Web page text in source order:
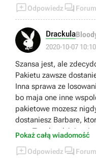
Odpowiedz  Forum
Drackula
2020-10-07 10:10
Szansa jest, ale
Pakietu zawsze
Inna sprawa ze
bo maja one inne
pakietowe mozesz
dostaniesz Barbare,
razy. Tym bardziej ze
Pokaż całą wiadomość
Odpowiedz  Forum